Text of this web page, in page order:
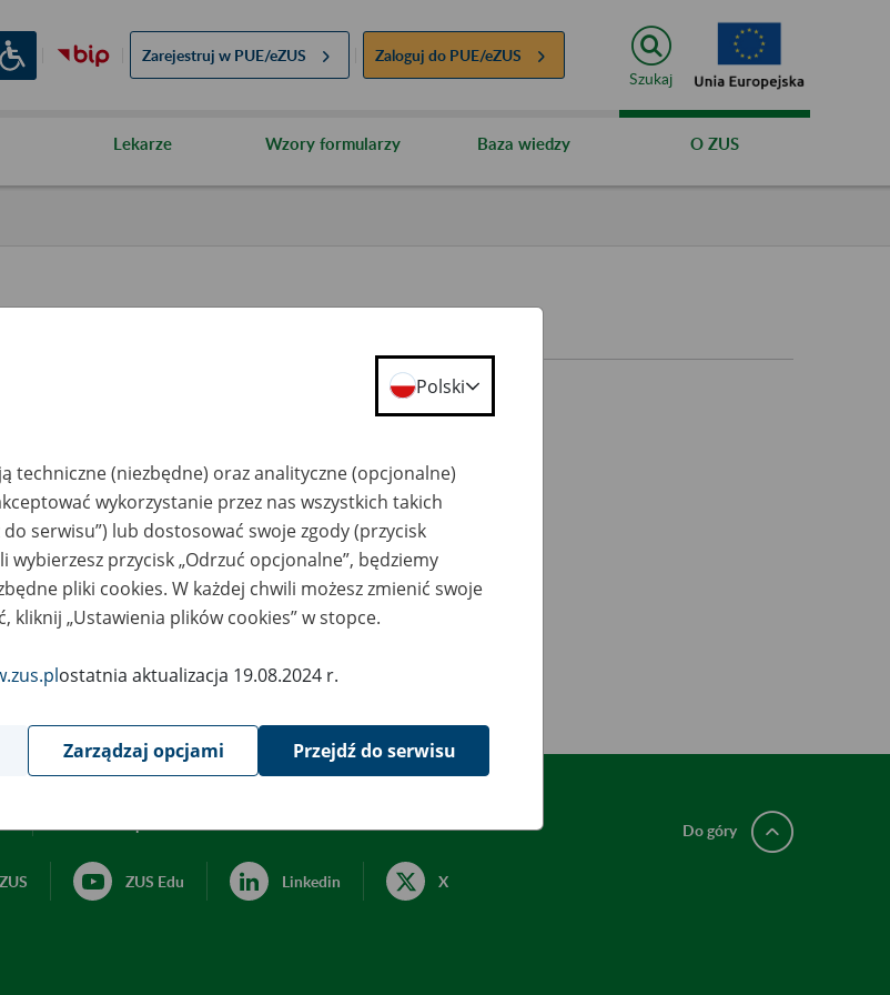
Zarejestruj w PUE/eZUS Zaloguj do PUE/eZUS
Szukaj
Lekarze Wzory formularzy Baza wiedzy O ZUS
ZUS Edu Linkedin X
Do góry
Polski
techniczne (niezbędne) oraz analityczne (opcjonalne)
wykorzystanie przez nas wszystkich takich
do serwisu”) lub dostosować swoje zgody (przycisk
wybierzesz przycisk „Odrzuć opcjonalne”, będziemy
pliki cookies. W każdej chwili możesz zmienić swoje
kliknij „Ustawienia plików cookies” w stopce.
ostatnia aktualizacja 19.08.2024 r.
Zarządzaj opcjami Przejdź do serwisu